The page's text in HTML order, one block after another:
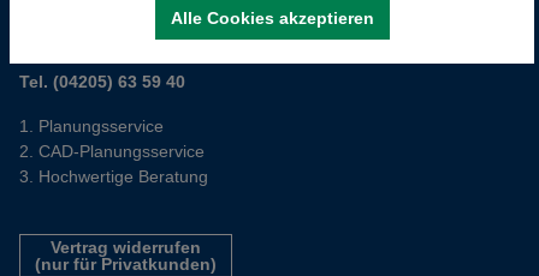
Sie planen ein neues Büro? Wir helfen Ihnen kostenlos dabei.
Tel. (04205) 63 59 40
Planungsservice
CAD-Planungsservice
Hochwertige Beratung
Vertrag widerrufen
(nur für Privatkunden)
Alle Cookies akzeptieren